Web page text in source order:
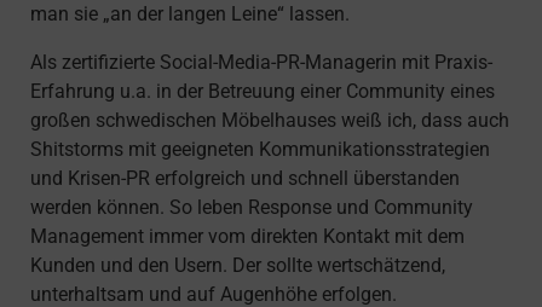
man sie „an der langen Leine“ lassen.
Als zertifizierte Social-Media-PR-Managerin mit Praxis-
Erfahrung u.a. in der Betreuung einer Community eines
großen schwedischen Möbelhauses weiß ich, dass auch
Shitstorms mit geeigneten Kommunikationsstrategien
und Krisen-PR erfolgreich und schnell überstanden
werden können. So leben Response und Community
Management immer vom direkten Kontakt mit dem
Kunden und den Usern. Der sollte wertschätzend,
unterhaltsam und auf Augenhöhe erfolgen.